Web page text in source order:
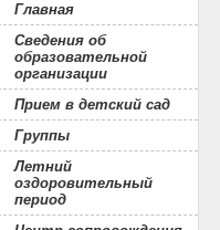
Главная
Сведения об
образовательной
организации
Прием в детский сад
Группы
Летний
оздоровительный
период